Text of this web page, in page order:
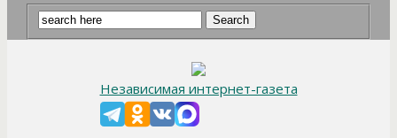
Независимая интернет-газета